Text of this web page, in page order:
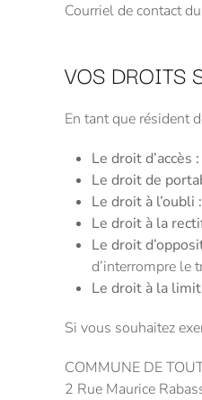
Courriel de contact
VOS DROITS
En tant que résident
Le droit d’accès :
Le droit de
Le droit à l’oubli :
Le droit à la
Le droit
d’interrompre le
Le droit à la
Si vous souhaitez
COMMUNE DE
2 Rue Maurice